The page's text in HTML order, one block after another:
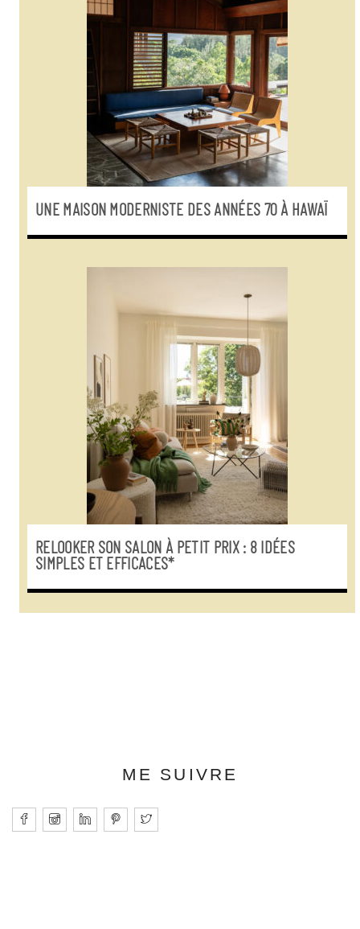
UNE MAISON MODERNISTE DES ANNÉES 70 À HAWAÏ
RELOOKER SON SALON À PETIT PRIX : 8 IDÉES
SIMPLES ET EFFICACES*
ME SUIVRE